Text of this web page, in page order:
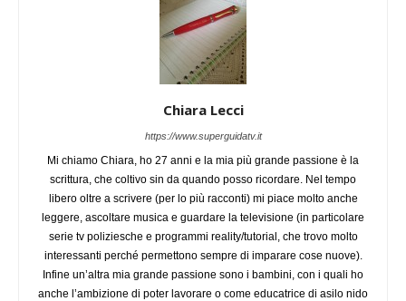
Chiara Lecci
https://www.superguidatv.it
Mi chiamo Chiara, ho 27 anni e la mia più grande passione è la
scrittura, che coltivo sin da quando posso ricordare. Nel tempo
libero oltre a scrivere (per lo più racconti) mi piace molto anche
leggere, ascoltare musica e guardare la televisione (in particolare
serie tv poliziesche e programmi reality/tutorial, che trovo molto
interessanti perché permettono sempre di imparare cose nuove).
Infine un’altra mia grande passione sono i bambini, con i quali ho
anche l’ambizione di poter lavorare o come educatrice di asilo nido